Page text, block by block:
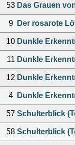
53 Das Grauen
9 Der rosarote
10 Dunkle
11 Dunkle
12 Dunkle
4 Dunkle
57 Schulterblick
58 Schulterblick